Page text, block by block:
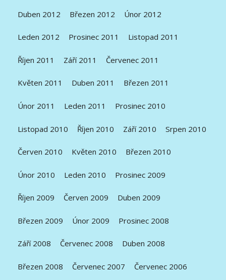
Duben 2012 Březen 2012 Únor 2012
Leden 2012 Prosinec 2011 Listopad 2011
Říjen 2011 Září 2011 Červenec 2011
Květen 2011 Duben 2011 Březen 2011
Únor 2011 Leden 2011 Prosinec 2010
Listopad 2010 Říjen 2010 Září 2010 Srpen 2010
Červen 2010 Květen 2010 Březen 2010
Únor 2010 Leden 2010 Prosinec 2009
Říjen 2009 Červen 2009 Duben 2009
Březen 2009 Únor 2009 Prosinec 2008
Září 2008 Červenec 2008 Duben 2008
Březen 2008 Červenec 2007 Červenec 2006